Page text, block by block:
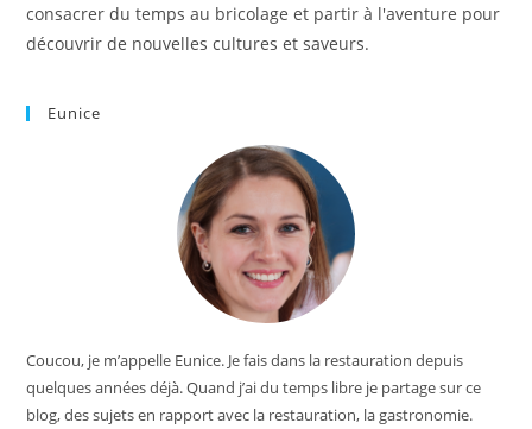
consacrer du temps au bricolage et partir à l'aventure pour
découvrir de nouvelles cultures et saveurs.
Eunice
Coucou, je m’appelle Eunice. Je fais dans la restauration depuis
quelques années déjà. Quand j’ai du temps libre je partage sur ce
blog, des sujets en rapport avec la restauration, la gastronomie.